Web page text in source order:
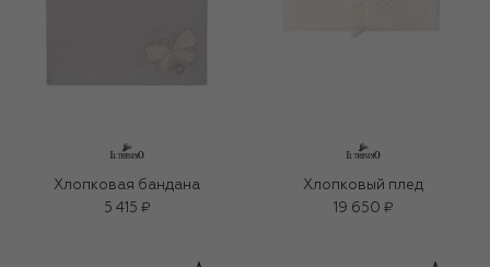
Хлопковая бандана
5 415 ₽
Хлопковый плед
19 650 ₽